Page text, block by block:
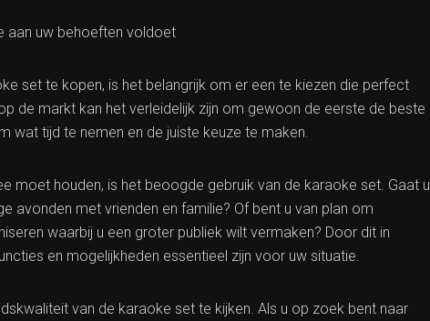
aan uw behoeften voldoet
set te kopen, is het belangrijk om er een te kiezen die perfect
de markt kan het verleidelijk zijn om gewoon de eerste de beste
wat tijd te nemen en de juiste keuze te maken.
moet houden, is het beoogde gebruik van de karaoke set. Gaat u
avonden met vrienden en familie? Of bent u van plan om
waarbij u een groter publiek wilt vermaken? Door dit in
en mogelijkheden essentieel zijn voor uw situatie.
van de karaoke set te kijken. Als u op zoek bent naar